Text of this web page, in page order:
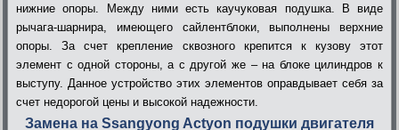
нижние опоры. Между ними есть каучуковая подушка. В виде
рычага-шарнира, имеющего сайлентблоки, выполнены верхние
опоры. За счет крепление сквозного крепится к кузову этот
элемент с одной стороны, а с другой же – на блоке цилиндров к
выступу. Данное устройство этих элементов оправдывает себя за
счет недорогой цены и высокой надежности.
Замена на Ssangyong Actyon подушки двигателя